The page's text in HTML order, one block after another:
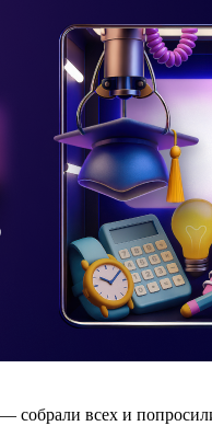
собрали всех и